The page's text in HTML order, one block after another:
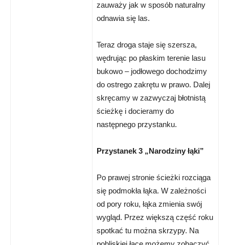
zauważy jak w sposób naturalny
odnawia się las.
Teraz droga staje się szersza,
wędrując po płaskim terenie lasu
bukowo – jodłowego dochodzimy
do ostrego zakrętu w prawo. Dalej
skręcamy w zazwyczaj błotnistą
ścieżkę i docieramy do
następnego przystanku.
Przystanek 3 „Narodziny łąki”
Po prawej stronie ścieżki rozciąga
się podmokła łąka. W zależności
od pory roku, łąka zmienia swój
wygląd. Przez większą część roku
spotkać tu można skrzypy. Na